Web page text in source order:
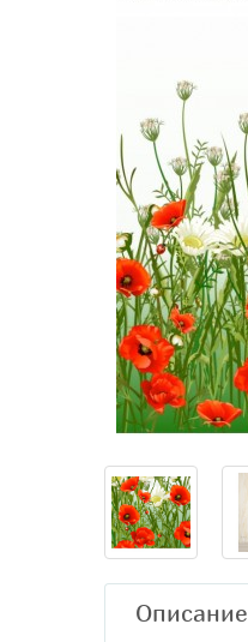
Описание